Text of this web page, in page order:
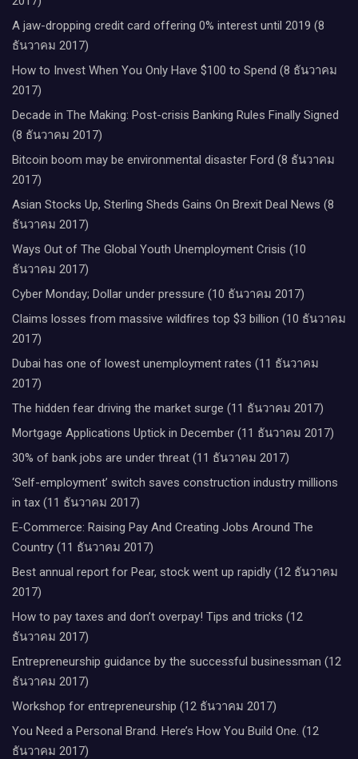
A jaw-dropping credit card offering 0% interest until 2019 (8
ธันวาคม 2017)
How to Invest When You Only Have $100 to Spend (8 ธันวาคม
2017)
Decade in The Making: Post-crisis Banking Rules Finally Signed
(8 ธันวาคม 2017)
Bitcoin boom may be environmental disaster Ford (8 ธันวาคม
2017)
Asian Stocks Up, Sterling Sheds Gains On Brexit Deal News (8
ธันวาคม 2017)
Ways Out of The Global Youth Unemployment Crisis (10
ธันวาคม 2017)
Cyber Monday; Dollar under pressure (10 ธันวาคม 2017)
Claims losses from massive wildfires top $3 billion (10 ธันวาคม
2017)
Dubai has one of lowest unemployment rates (11 ธันวาคม
2017)
The hidden fear driving the market surge (11 ธันวาคม 2017)
Mortgage Applications Uptick in December (11 ธันวาคม 2017)
30% of bank jobs are under threat (11 ธันวาคม 2017)
‘Self-employment’ switch saves construction industry millions
in tax (11 ธันวาคม 2017)
E-Commerce: Raising Pay And Creating Jobs Around The
Country (11 ธันวาคม 2017)
Best annual report for Pear, stock went up rapidly (12 ธันวาคม
2017)
How to pay taxes and don’t overpay! Tips and tricks (12
ธันวาคม 2017)
Entrepreneurship guidance by the successful businessman (12
ธันวาคม 2017)
Workshop for entrepreneurship (12 ธันวาคม 2017)
You Need a Personal Brand. Here’s How You Build One. (12
ธันวาคม 2017)